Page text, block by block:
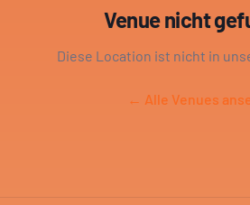
Venue nicht
Diese Location ist nicht in
← Alle Venues